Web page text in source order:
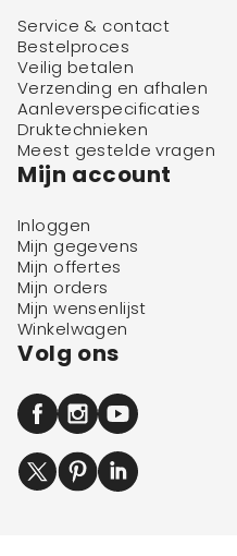
Service & contact
Bestelproces
Veilig betalen
Verzending en afhalen
Aanleverspecificaties
Druktechnieken
Meest gestelde vragen
Mijn account
Inloggen
Mijn gegevens
Mijn offertes
Mijn orders
Mijn wensenlijst
Winkelwagen
Volg ons